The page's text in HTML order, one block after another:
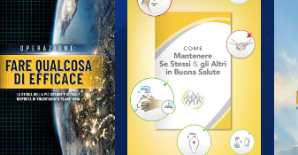
ESPLORA LE
SERIE
ESPLORA LE
SERIE